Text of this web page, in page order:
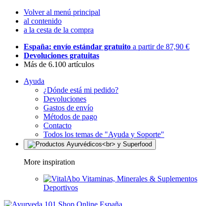
Volver al menú principal
al contenido
a la cesta de la compra
España: envío estándar gratuito a partir de 87,90 €
Devoluciones gratuitas
Más de 6.100 artículos
Ayuda
¿Dónde está mi pedido?
Devoluciones
Gastos de envío
Métodos de pago
Contacto
Todos los temas de "Ayuda y Soporte"
More inspiration
Vitaminas, Minerales & Suplementos
Deportivos